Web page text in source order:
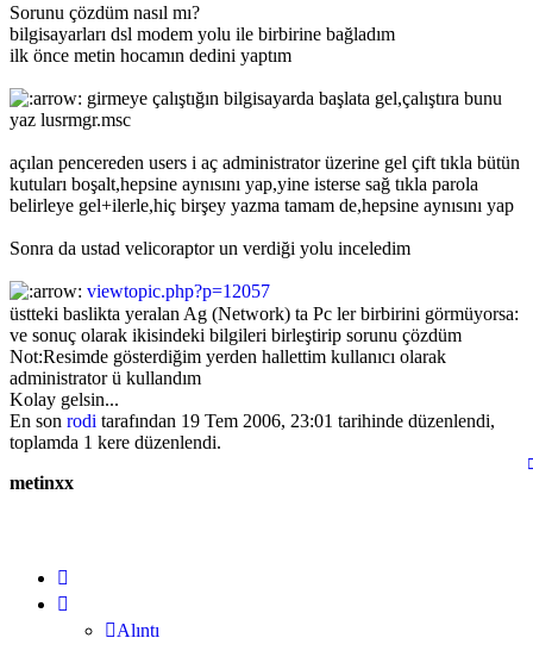
Sorunu çözdüm nasıl mı?
bilgisayarları dsl modem yolu ile birbirine bağladım
ilk önce metin hocamın dedini yaptım
girmeye çalıştığın bilgisayarda başlata gel,çalıştıra bunu
yaz lusrmgr.msc
açılan pencereden users i aç administrator üzerine gel çift tıkla bütün
kutuları boşalt,hepsine aynısını yap,yine isterse sağ tıkla parola
belirleye gel+ilerle,hiç birşey yazma tamam de,hepsine aynısını yap
Sonra da ustad velicoraptor un verdiği yolu inceledim
viewtopic.php?p=12057
üstteki baslikta yeralan Ag (Network) ta Pc ler birbirini görmüyorsa:
ve sonuç olarak ikisindeki bilgileri birleştirip sorunu çözdüm
Not:Resimde gösterdiğim yerden hallettim kullanıcı olarak
administrator ü kullandım
Kolay gelsin...
En son rodi tarafından 19 Tem 2006, 23:01 tarihinde düzenlendi,
toplamda 1 kere düzenlendi.
metinxx
Alıntı